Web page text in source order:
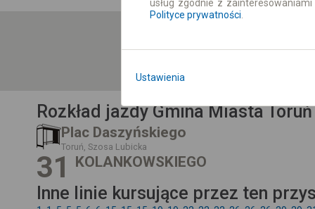
Rozkład jazdy Gmina Miasta Toruń
Plac Daszyńskiego
Toruń, Szosa Lubicka
31 KOLANKOWSKIEGO
Inne linie kursujące przez ten
usług zgodnie z
Polityce prywatności
Ustawienia